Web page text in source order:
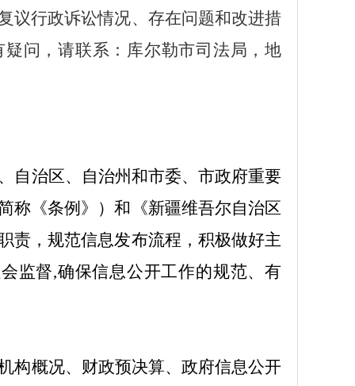
议行政诉讼情况、存在问题和改进措
问，请联系：库尔勒市司法局，地
自治区、自治州和市委、市政府重要
称《条例》）和《新疆维吾尔自治区
责，规范信息发布流程，积极做好主
监督,确保信息公开工作的规范、有
构概况、财政预决算、政府信息公开